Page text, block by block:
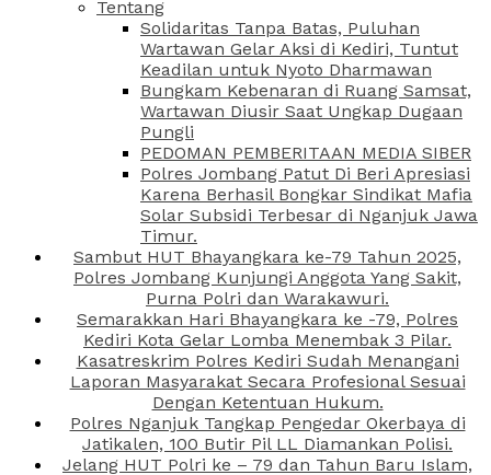
Tentang
Solidaritas Tanpa Batas, Puluhan
Wartawan Gelar Aksi di Kediri, Tuntut
Keadilan untuk Nyoto Dharmawan
Bungkam Kebenaran di Ruang Samsat,
Wartawan Diusir Saat Ungkap Dugaan
Pungli
PEDOMAN PEMBERITAAN MEDIA SIBER
Polres Jombang Patut Di Beri Apresiasi
Karena Berhasil Bongkar Sindikat Mafia
Solar Subsidi Terbesar di Nganjuk Jawa
Timur.
Sambut HUT Bhayangkara ke-79 Tahun 2025,
Polres Jombang Kunjungi Anggota Yang Sakit,
Purna Polri dan Warakawuri.
Semarakkan Hari Bhayangkara ke -79, Polres
Kediri Kota Gelar Lomba Menembak 3 Pilar.
Kasatreskrim Polres Kediri Sudah Menangani
Laporan Masyarakat Secara Profesional Sesuai
Dengan Ketentuan Hukum.
Polres Nganjuk Tangkap Pengedar Okerbaya di
Jatikalen, 100 Butir Pil LL Diamankan Polisi.
Jelang HUT Polri ke – 79 dan Tahun Baru Islam,